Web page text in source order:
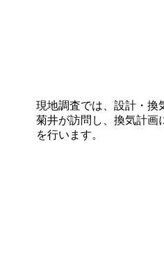
現地調査では、設計・換
菊井が訪問し、換気計画
を行います。